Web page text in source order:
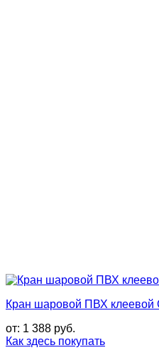
Кран шаровой ПВХ клеевой
от: 1 388 руб.
Как здесь покупать